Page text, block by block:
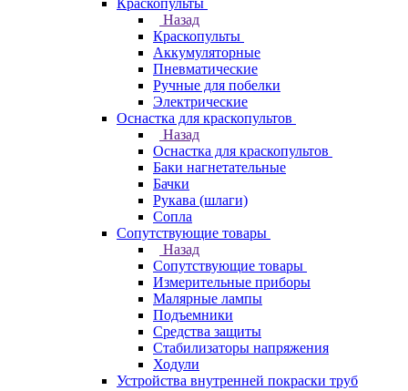
Краскопульты
Назад
Краскопульты
Аккумуляторные
Пневматические
Ручные для побелки
Электрические
Оснастка для краскопультов
Назад
Оснастка для краскопультов
Баки нагнетательные
Бачки
Рукава (шлаги)
Сопла
Сопутствующие товары
Назад
Сопутствующие товары
Измерительные приборы
Малярные лампы
Подъемники
Средства защиты
Стабилизаторы напряжения
Ходули
Устройства внутренней покраски труб